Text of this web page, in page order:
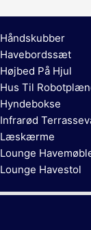
Håndskubber
Havebordssæt
Højbed På Hjul
Hus Til
Hyndebokse
Infrarød
Læskærme
Lounge
Lounge Havestol